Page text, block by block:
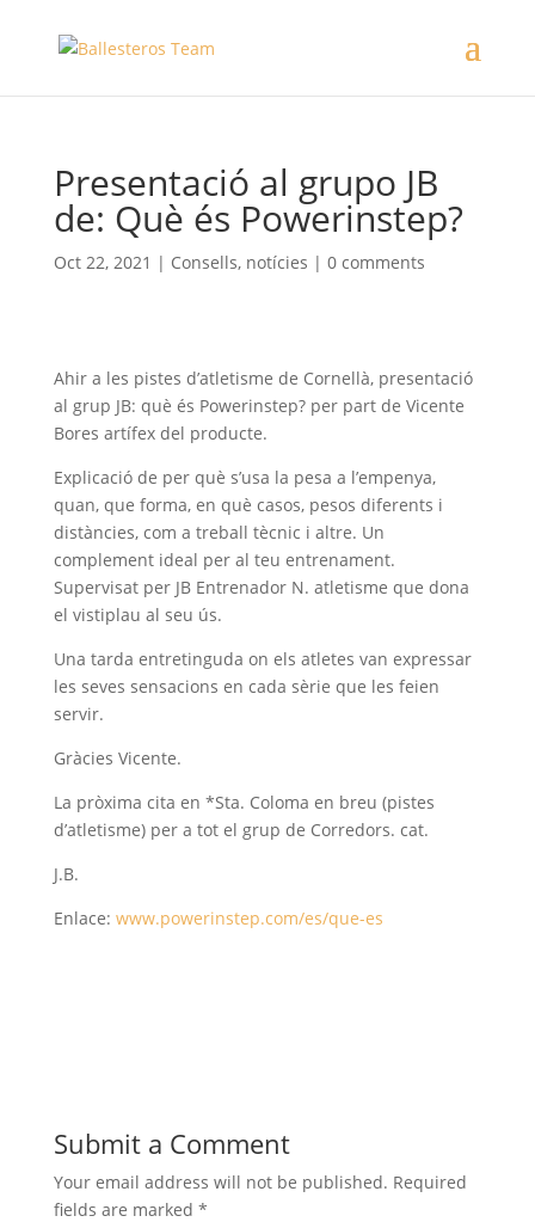
Presentació al grupo JB
de: Què és Powerinstep?
Oct 22, 2021 | Consells, notícies | 0 comments
Ahir a les pistes d’atletisme de Cornellà, presentació
al grup JB: què és Powerinstep? per part de Vicente
Bores artífex del producte.
Explicació de per què s’usa la pesa a l’empenya,
quan, que forma, en què casos, pesos diferents i
distàncies, com a treball tècnic i altre. Un
complement ideal per al teu entrenament.
Supervisat per JB Entrenador N. atletisme que dona
el vistiplau al seu ús.
Una tarda entretinguda on els atletes van expressar
les seves sensacions en cada sèrie que les feien
servir.
Gràcies Vicente.
La pròxima cita en *Sta. Coloma en breu (pistes
d’atletisme) per a tot el grup de Corredors. cat.
J.B.
Enlace: www.powerinstep.com/es/que-es
Submit a Comment
Your email address will not be published. Required
fields are marked *